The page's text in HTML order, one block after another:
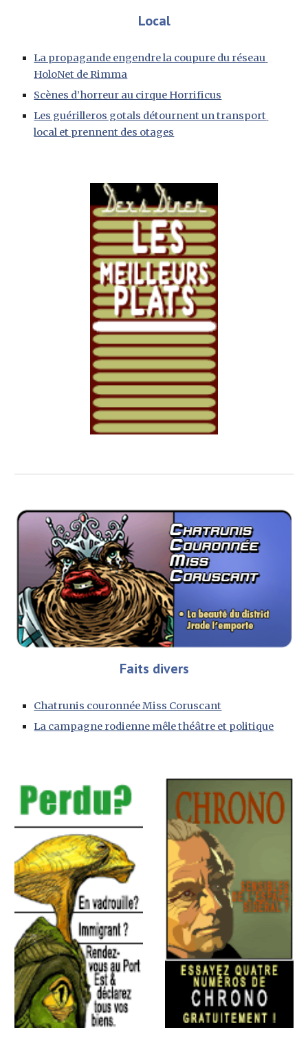
Local
La propagande engendre la coupure du réseau
HoloNet de Rimma
Scènes d’horreur au cirque Horrificus
Les guérilleros gotals détournent un transport
local et prennent des otages
Faits divers
Chatrunis couronnée Miss Coruscant
La campagne rodienne mêle théâtre et politique